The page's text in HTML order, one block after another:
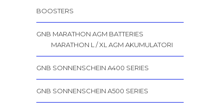
BOOSTERS
GNB MARATHON AGM BATTERIES
MARATHON L / XL AGM AKUMULATORI
GNB SONNENSCHEIN A400 SERIES
GNB SONNENSCHEIN A500 SERIES